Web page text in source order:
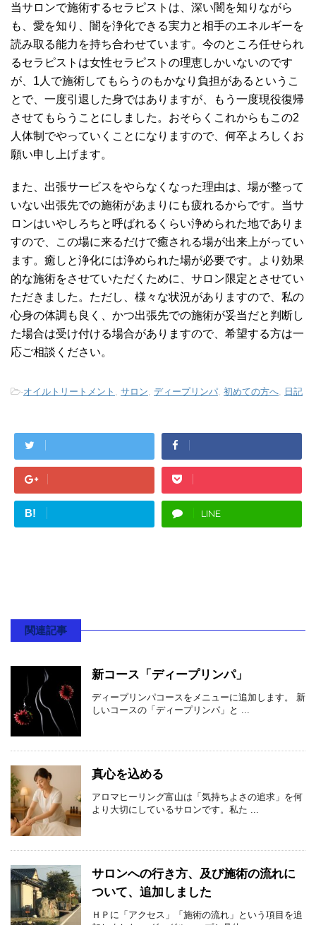
当サロンで施術するセラピストは、深い闇を知りながら
も、愛を知り、闇を浄化できる実力と相手のエネルギーを
読み取る能力を持ち合わせています。今のところ任せられ
るセラピストは女性セラピストの理恵しかいないのです
が、1人で施術してもらうのもかなり負担があるというこ
とで、一度引退した身ではありますが、もう一度現役復帰
させてもらうことにしました。おそらくこれからもこの2
人体制でやっていくことになりますので、何卒よろしくお
願い申し上げます。
また、出張サービスをやらなくなった理由は、場が整って
いない出張先での施術があまりにも疲れるからです。当サ
ロンはいやしろちと呼ばれるくらい浄められた地でありま
すので、この場に来るだけで癒される場が出来上がってい
ます。癒しと浄化には浄められた場が必要です。より効果
的な施術をさせていただくために、サロン限定とさせてい
ただきました。ただし、様々な状況がありますので、私の
心身の体調も良く、かつ出張先での施術が妥当だと判断し
た場合は受け付ける場合がありますので、希望する方は一
応ご相談ください。
-オイルトリートメント サロン ディープリンパ 初めての方へ 日記
B! LINE
関連記事
新コース「ディープリンパ」
ディープリンパコースをメニューに追加します。 新
しいコースの「ディープリンパ」と ...
真心を込める
アロマヒーリング富山は「気持ちよさの追求」を何
より大切にしているサロンです。私た ...
サロンへの行き方、及び施術の流れに
ついて、追加しました
ＨＰに「アクセス」「施術の流れ」という項目を追